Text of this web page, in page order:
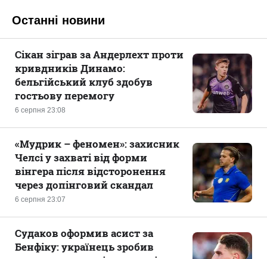
Останні новини
6 серпня 23:08
Сікан зіграв за Андерлехт проти
кривдників Динамо:
бельгійський клуб здобув
гостьову перемогу
6 серпня 23:07
«Мудрик – феномен»: захисник
Челсі у захваті від форми
вінгера після відсторонення
через допінговий скандал
Судаков оформив асист за
Бенфіку: українець зробив